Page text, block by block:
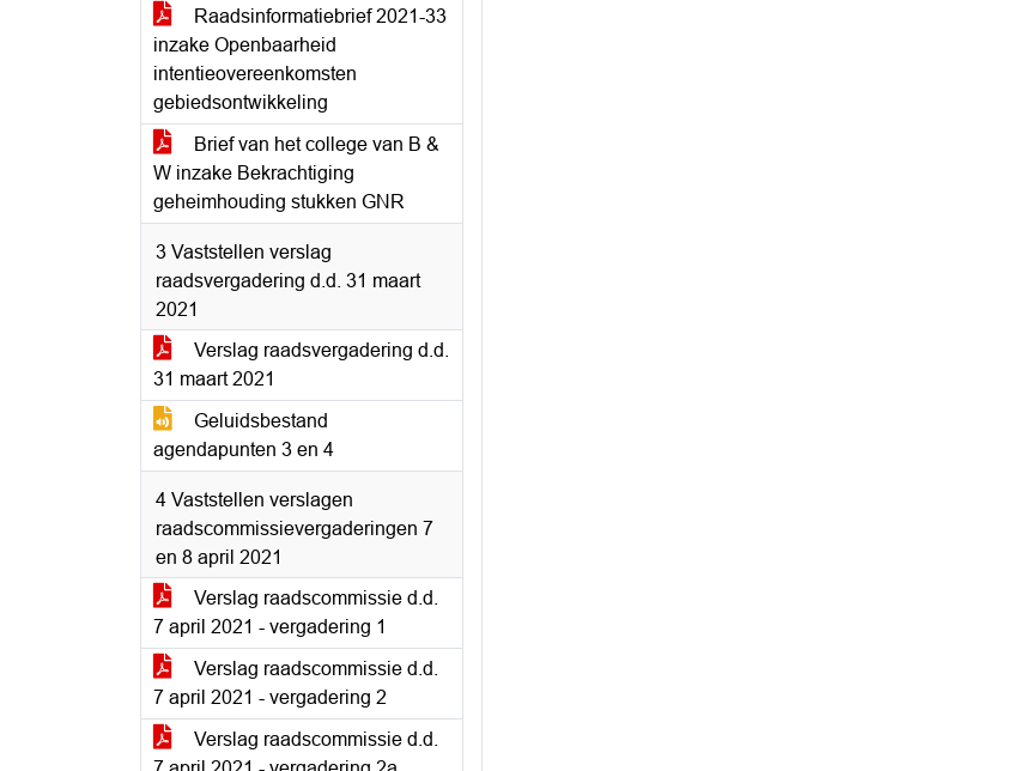
Raadsinformatiebrief 2021-33
inzake Openbaarheid
intentieovereenkomsten
gebiedsontwikkeling
Brief van het college van B &
W inzake Bekrachtiging
geheimhouding stukken GNR
3 Vaststellen verslag
raadsvergadering d.d. 31 maart
2021
Verslag raadsvergadering d.d.
31 maart 2021
Geluidsbestand
agendapunten 3 en 4
4 Vaststellen verslagen
raadscommissievergaderingen 7
en 8 april 2021
Verslag raadscommissie d.d.
7 april 2021 - vergadering 1
Verslag raadscommissie d.d.
7 april 2021 - vergadering 2
Verslag raadscommissie d.d.